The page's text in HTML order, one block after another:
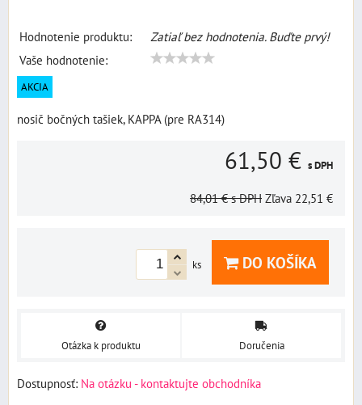
Hodnotenie produktu:
Zatiaľ bez hodnotenia. Buďte prvý!
Vaše hodnotenie:
AKCIA
nosič bočných tašiek, KAPPA (pre RA314)
61,50 € s DPH
84,01 € s DPH Zľava 22,51 €
ks DO KOŠÍKA
Otázka k produktu Doručenia
Dostupnosť: Na otázku - kontaktujte obchodníka